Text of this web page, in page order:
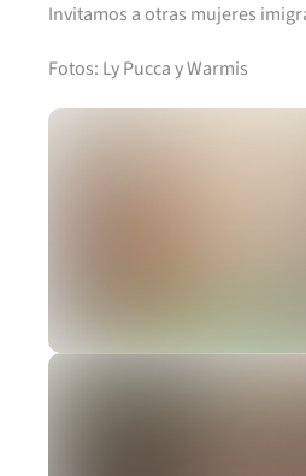
Invitamos a otras mujeres
Fotos: Ly Pucca y Warmis